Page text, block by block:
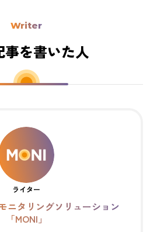
Writer
事を書いた人
ライター
ニタリングソリューション
「MONI」